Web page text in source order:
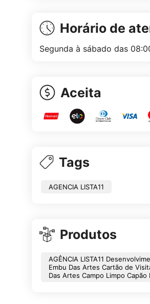
Horário de
Segunda à sábado das
Aceita
Tags
AGENCIA LISTA11
Produtos
AGÊNCIA LISTA11
Embu Das Artes Cartão de
Das Artes Campo Limpo Capão